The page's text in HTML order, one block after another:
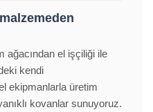
ağacından el işçiliği ile
kendi
ekipmanlarla üretim
kovanlar sunuyoruz.